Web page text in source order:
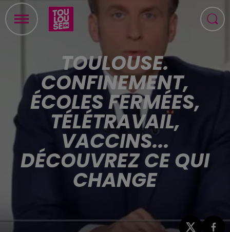
TOULOUSE.
CONFINEMENT,
ÉCOLES FERMÉES,
TÉLÉTRAVAIL,
VACCINS...
DÉCOUVREZ CE QUI
CHANGE